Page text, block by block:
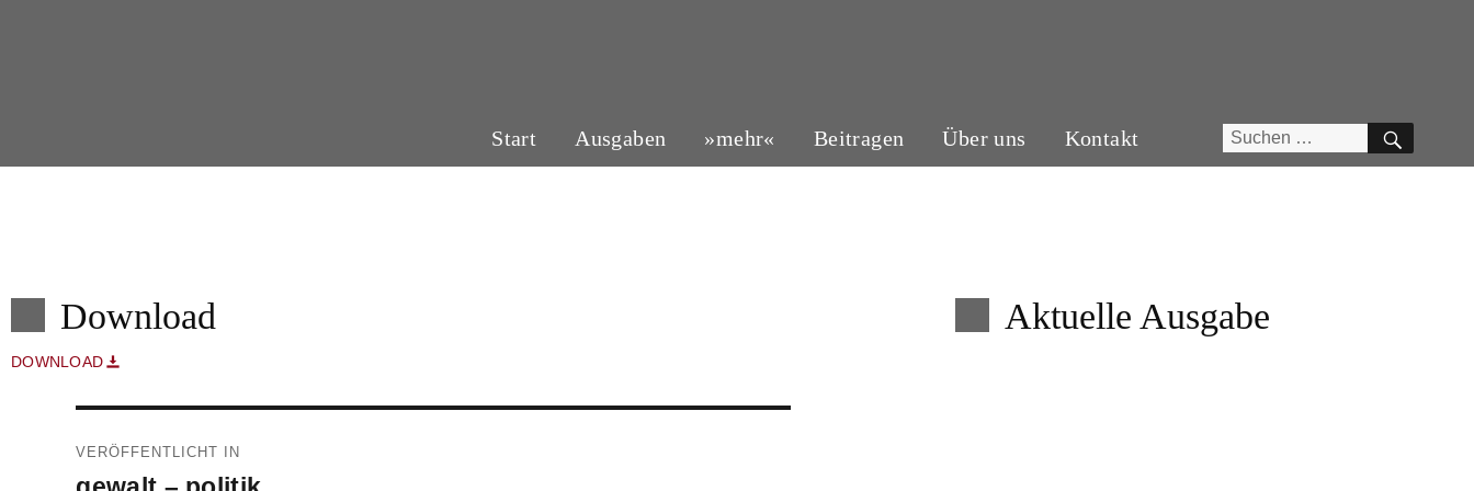
Start Ausgaben »mehr« Beitragen Über uns Kontakt
Suchen
Download
DOWNLOAD
VERÖFFENTLICHT IN
Aktuelle Ausgabe